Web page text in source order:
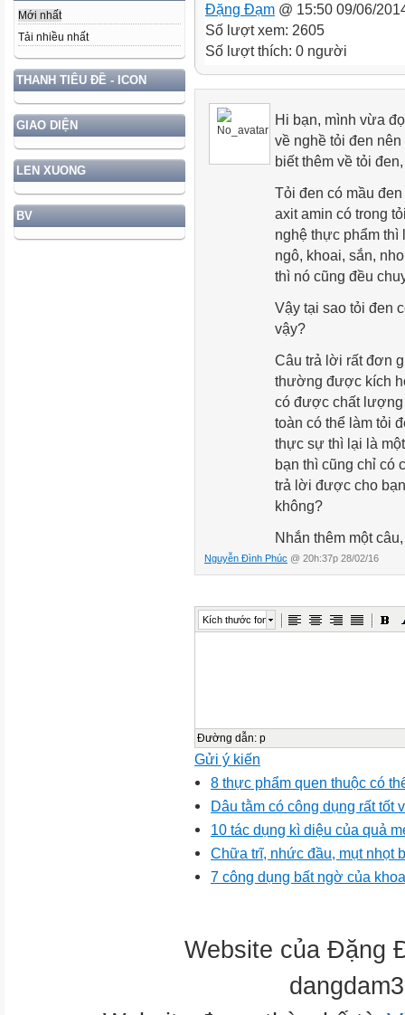
Mới nhất
Tải nhiều nhất
THANH TIÊU ĐỀ - ICON
GIAO DIỆN
LEN XUONG
BV
Đặng Đạm @ 15:50 09/06/
Số lượt xem: 2605
Số lượt thích: 0 người
Hi bạn, mình vừa
về nghề tỏi đen
biết thêm về tỏi đen,
Tỏi đen có mầu
axit amin có trong
nghệ thực phẩm
ngô, khoai, sắn,
thì nó cũng đều
Vậy tại sao tỏi đen
vậy?
Câu trả lời rất đơn
thường được kích
có được chất lượng
toàn có thể làm tỏi
thực sự thì lại là
bạn thì cũng chỉ có
trả lời được cho
không?
Nhắn thêm một
phân phối trước khi
Nguyễn Đình Phúc @ 20h:37p 28/02/16
Kích thước font
Đường dẫn: p
Gửi ý kiến
8 thực phẩm quen thuộc có
Dâu tằm có công dụng rất tốt
10 tác dụng kì diệu của quả
Chữa trĩ, nhức đầu, mụt nhọt
7 công dụng bất ngờ của
Website của Đặng